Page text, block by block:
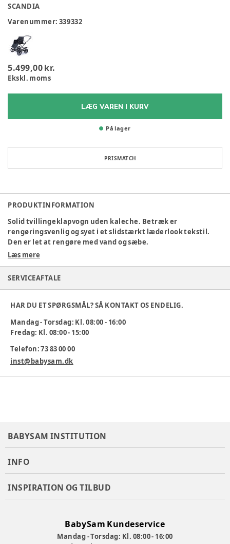
SCANDIA
Varenummer: 339332
5.499,00 kr.
Ekskl. moms
LÆG VAREN I KURV
På lager
PRISMATCH
PRODUKTINFORMATION
Solid tvillingeklapvogn uden kaleche. Betræk er
rengøringsvenlig og syet i et slidstærkt læderlook tekstil.
Den er let at rengøre med vand og sæbe.
Tekstil er PVC-frit og særdeles holdbart og vandtæt.
•Galvaniseret og pulverlakeret stel for maksimal beskyttelse
mod rust
•Justerbart styr
•Justerbart ryglæn
•Nedklappelig frontbøjle
•10 års garanti mod stelbrud
Varenummer:339332
Læs mere
SERVICEAFTALE
HAR DU ET SPØRGSMÅL? SÅ KONTAKT OS ENDELIG.
Mandag - Torsdag: Kl. 08:00 - 16:00
Fredag: Kl. 08:00 - 15:00
Telefon: 73 83 00 00
inst@babysam.dk
BABYSAM INSTITUTION
INFO
INSPIRATION OG TILBUD
BabySam Kundeservice
Mandag - Torsdag: Kl. 08:00 - 16:00